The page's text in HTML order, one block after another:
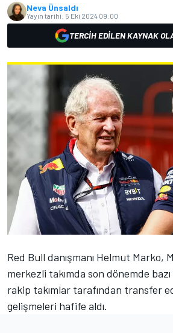
Neva Ünsaldı
Yayın tarihi: 5 Eki 2024 09:00
TERCIH EDILEN KAYNAK
Red Bull danışmanı Helmut Marko,
merkezli takımda son dönemde
rakip takımlar tarafından transfer
gelişmeleri hafife aldı.